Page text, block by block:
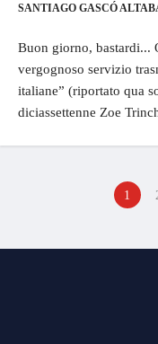
SANTIAGO GASCÓ
Buon giorno, bastardi...
vergognoso servizio
italiane” (riportato qua
diciassettenne Zoe
1